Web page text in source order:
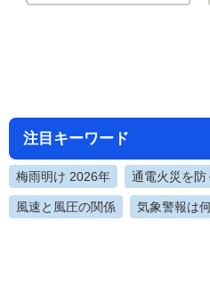
注目キーワード
梅雨明け 2026年 通電火災を防
風速と風圧の関係 気象警報は